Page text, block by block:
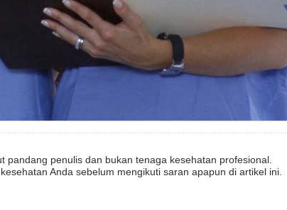
pandang penulis dan bukan tenaga kesehatan profesional.
Anda sebelum mengikuti saran apapun di artikel ini.